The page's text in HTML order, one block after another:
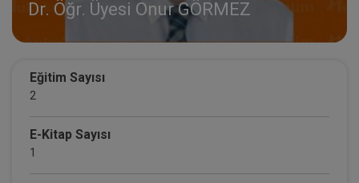
Dr. Öğr. Üyesi Onur GÖRMEZ
Eğitim Sayısı
2
E-Kitap Sayısı
1